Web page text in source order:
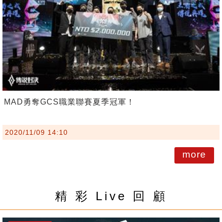
MAD勇奪GCS職業聯賽夏季冠軍！
2020/11/09 14:10
more
精 彩 Live 回 顧